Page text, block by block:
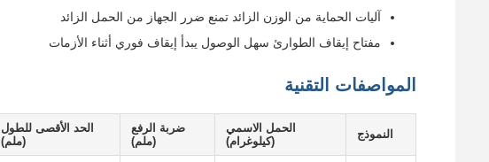
آليات الحماية من الوزن الزائد تمنع ضرر الجهاز من الحمل الزائد
مفتاح إيقاف الطوارئ سهل الوصول يبدأ إيقاف فوري أثناء الأزمات
المواصفات التقنية
النموذج
الحمل الاسمي
(كيلوغرام)
ضربة الرفع
(ملم)
الحد الأقصى للطول
(ملم)